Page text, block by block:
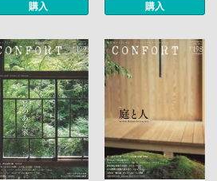
購入 購入